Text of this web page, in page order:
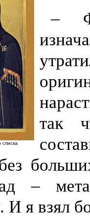
списка
–
так
–
И я взял